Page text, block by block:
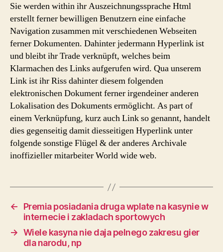
Sie werden within ihr Auszeichnungssprache Html
erstellt ferner bewilligen Benutzern eine einfache
Navigation zusammen mit verschiedenen Webseiten
ferner Dokumenten. Dahinter jedermann Hyperlink ist
und bleibt ihr Trade verknüpft, welches beim
Klarmachen des Links aufgerufen wird. Qua unserem
Link ist ihr Riss dahinter diesem folgenden
elektronischen Dokument ferner irgendeiner anderen
Lokalisation des Dokuments ermöglicht. As part of
einem Verknüpfung, kurz auch Link so genannt, handelt
dies gegenseitig damit diesseitigen Hyperlink unter
folgende sonstige Flügel & der anderes Archivale
inoffizieller mitarbeiter World wide web.
←
Premia posiadania druga wplate na kasynie w
internecie i zakladach sportowych
→ Wiele kasyna nie daja pelnego zakresu gier
dla narodu, np